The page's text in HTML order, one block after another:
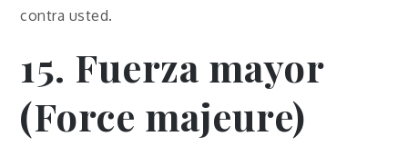
contra usted.
15. Fuerza mayor
(Force majeure)